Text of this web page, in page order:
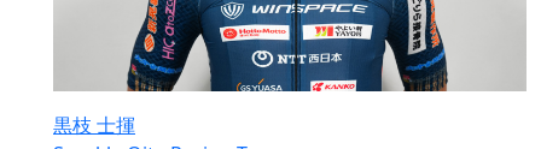
黒枝 士揮